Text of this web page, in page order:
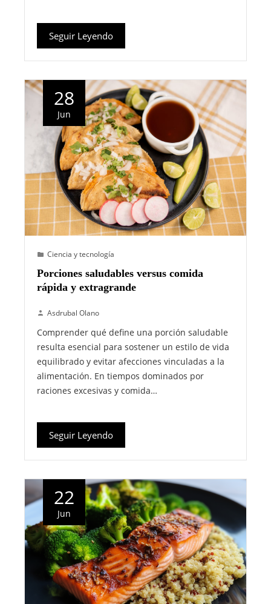
Seguir Leyendo
28
Jun
Ciencia y tecnología
Porciones saludables versus comida
rápida y extragrande
Asdrubal Olano
Comprender qué define una porción saludable
resulta esencial para sostener un estilo de vida
equilibrado y evitar afecciones vinculadas a la
alimentación. En tiempos dominados por
raciones excesivas y comida…
Seguir Leyendo
22
Jun